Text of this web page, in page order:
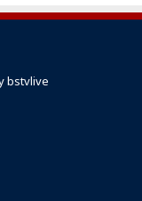
bstvlive